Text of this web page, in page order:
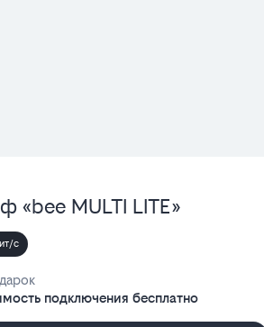
«bee MULTI LITE»
с
подключения бесплатно